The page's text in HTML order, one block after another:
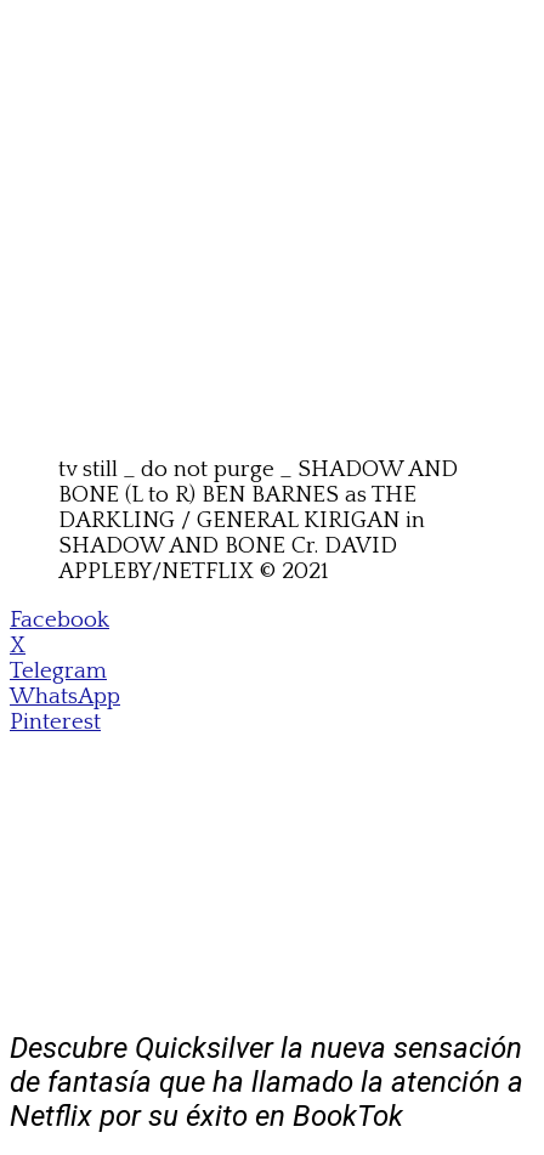
tv still _ do not purge _ SHADOW AND
BONE (L to R) BEN BARNES as THE
DARKLING / GENERAL KIRIGAN in
SHADOW AND BONE Cr. DAVID
APPLEBY/NETFLIX © 2021
Facebook
X
Telegram
WhatsApp
Pinterest
Descubre Quicksilver la nueva sensación
de fantasía que ha llamado la atención a
Netflix por su éxito en BookTok